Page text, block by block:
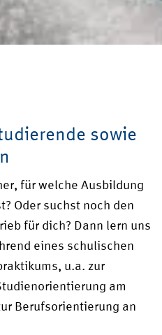
sowie
für welche Ausbildung
Oder suchst noch den
für dich? Dann lern uns
eines schulischen
u.a. zur
am
Berufsorientierung an